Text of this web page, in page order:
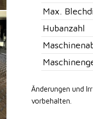
Max.
Hubanzahl
Änderungen und
vorbehalten.